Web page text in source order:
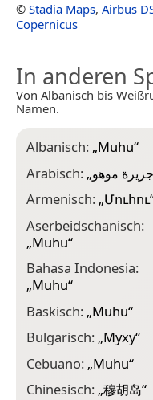
© Stadia Maps, Airbus
Copernicus
In anderen
Von Albanisch bis
Namen.
Albanisch: „Muhu“
Arabisch: „جزيرة موهو
Armenisch: „Մուհու
Aserbeidschanisch:
„Muhu“
Bahasa Indonesia:
„Muhu“
Baskisch: „Muhu“
Bulgarisch: „Муху“
Cebuano: „Muhu“
Chinesisch: „穆胡岛“